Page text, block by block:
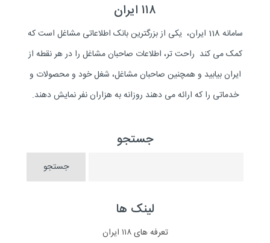
۱۱۸ ایران
سامانه 118 ایران، یکی از بزرگترین بانک اطلاعاتی مشاغل است که
کمک می کند راحت تر، اطلاعات صاحبان مشاغل را در هر نقطه از
ایران بیابید و همچنین صاحبان مشاغل، شغل خود و محصولات و
خدماتی را که ارائه می دهند روزانه به هزاران نفر نمایش دهند.
جستجو
لینک ها
تعرفه های ۱۱۸ ایران